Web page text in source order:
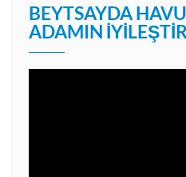
BEYTSAYDA
ADAMIN